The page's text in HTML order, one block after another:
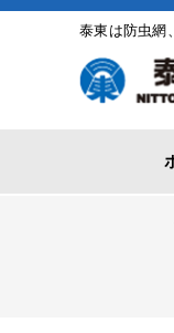
泰東は防虫網